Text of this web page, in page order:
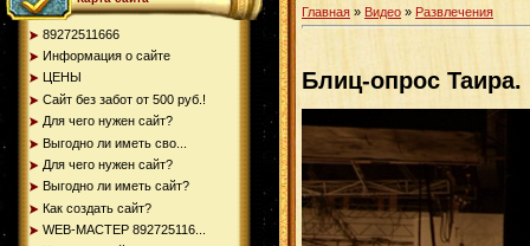
89272511666
Информация о сайте
ЦЕНЫ
Сайт без забот от 500 руб.!
Для чего нужен сайт?
Выгодно ли иметь сво...
Для чего нужен сайт?
Выгодно ли иметь сайт?
Как создать сайт?
WEB-МАСТЕР 892725116...
Главная » Видео » Развлечения
Блиц-опрос Таира.